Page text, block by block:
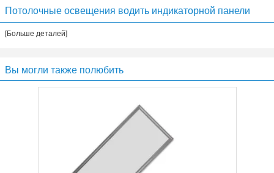
Потолочные освещения водить индикаторной панели
[Больше деталей]
Вы могли также полюбить